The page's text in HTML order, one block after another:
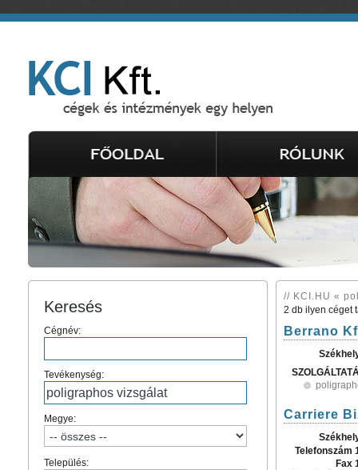
Keresés
Cégnév:
Tevékenység:
Megye:
Település:
// KCI.HU «
2 db ilyen céget
Berrano
Carriere
Telefonszám
Fax